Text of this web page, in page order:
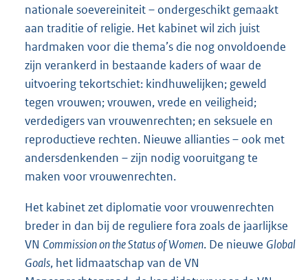
nationale soevereiniteit – ondergeschikt gemaakt
aan traditie of religie. Het kabinet wil zich juist
hardmaken voor die thema’s die nog onvoldoende
zijn verankerd in bestaande kaders of waar de
uitvoering tekortschiet: kindhuwelijken; geweld
tegen vrouwen; vrouwen, vrede en veiligheid;
verdedigers van vrouwenrechten; en seksuele en
reproductieve rechten. Nieuwe allianties – ook met
andersdenkenden – zijn nodig vooruitgang te
maken voor vrouwenrechten.
Het kabinet zet diplomatie voor vrouwenrechten
breder in dan bij de reguliere fora zoals de jaarlijkse
VN Commission on the Status of Women. De nieuwe Global
Goals, het lidmaatschap van de VN